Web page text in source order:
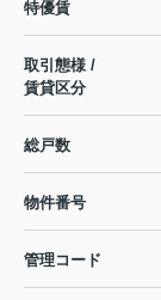
特優賃
取引態様 /
賃貸区分
総戸数
物件番号
管理コード